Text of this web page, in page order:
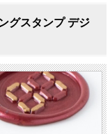
グスタンプ デジ